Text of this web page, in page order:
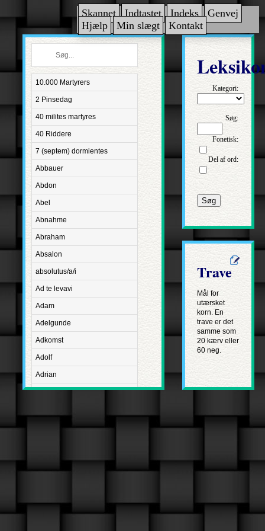
Skannet Indtastet Indeks
Genvej
Hjælp
Min slægt Kontakt
10.000 Martyrers
2 Pinsedag
40 milites martyres
40 Riddere
7 (septem) dormientes
Abbauer
Abdon
Abel
Abnahme
Abraham
Absalon
absolutus/a/i
Ad te levavi
Adam
Adelgunde
Adkomst
Adolf
Adrian
Advent
Aetatis suae
Agapetus
Kategori:
Søg:
Fonetisk:
Del af ord:
Søg
Trave
Mål for
utærsket
korn. En
trave er det
samme som
20 kærv eller
60 neg.